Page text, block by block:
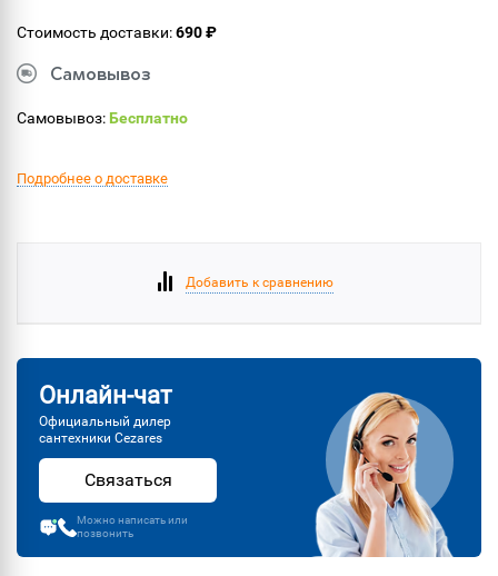
Стоимость доставки:690 ₽
Самовывоз
Самовывоз:Бесплатно
Подробнее о доставке
Добавить к сравнению
Онлайн-чат
Официальный дилер
сантехники Cezares
Связаться
Можно написать или
позвонить